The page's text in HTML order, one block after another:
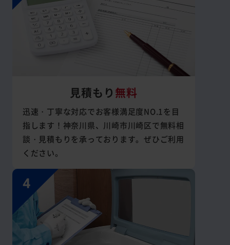
見積もり 無料
迅速・丁寧な対応でお客様満足度NO.1を目
指します！神奈川県、川崎市川崎区で無料相
談・見積もりを承っております。ぜひご利用
ください。